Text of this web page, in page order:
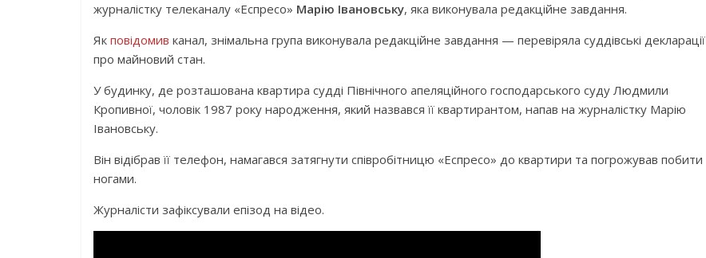
журналістку телеканалу «Еспресо» Марію Івановську, яка виконувала редакційне завдання.
Як повідомив канал, знімальна група виконувала редакційне завдання — перевіряла суддівські декларації
про майновий стан.
У будинку, де розташована квартира судді Північного апеляційного господарського суду Людмили
Кропивної, чоловік 1987 року народження, який назвався її квартирантом, напав на журналістку Марію
Івановську.
Він відібрав її телефон, намагався затягнути співробітницю «Еспресо» до квартири та погрожував побити
ногами.
Журналісти зафіксували епізод на відео.